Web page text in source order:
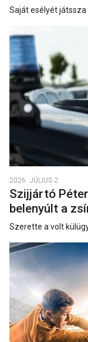
Saját esélyét játssza
2026. JÚLIUS 2.
Szijjártó
belenyúlt a
Szerette a volt